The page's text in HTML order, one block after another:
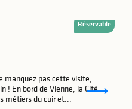
manquez pas cette visite,
! En bord de Vienne, la Cité
métiers du cuir et...
Réservable